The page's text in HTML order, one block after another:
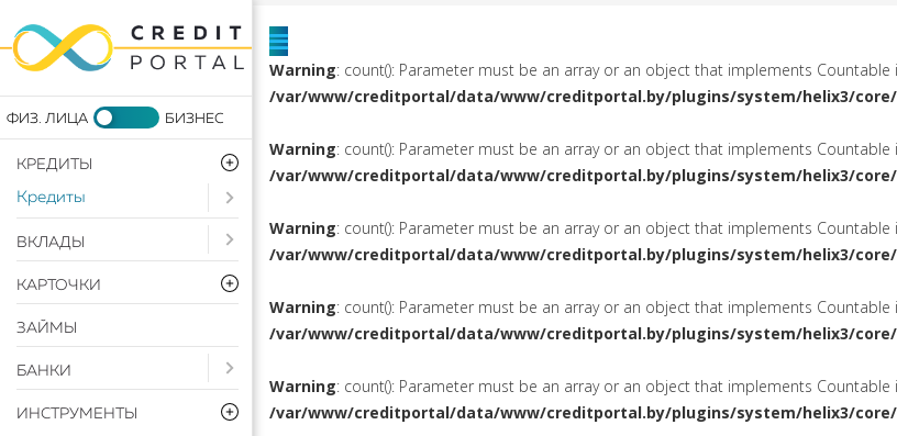
КРЕДИТЫ
Open submenu ( Кредиты)
Кредиты
Open submenu ( Вклады)
ВКЛАДЫ
КАРТОЧКИ
ЗАЙМЫ
Open submenu ( Банки)
БАНКИ
ИНСТРУМЕНТЫ
Warning: count(): Parameter must be an array or an object that implements Countable
/var/www/creditportal/data/www/creditportal.by/plugins/system/helix3/core/
Warning: count(): Parameter must be an array or an object that implements Countable
/var/www/creditportal/data/www/creditportal.by/plugins/system/helix3/core/
Warning: count(): Parameter must be an array or an object that implements Countable
/var/www/creditportal/data/www/creditportal.by/plugins/system/helix3/core/
Warning: count(): Parameter must be an array or an object that implements Countable
/var/www/creditportal/data/www/creditportal.by/plugins/system/helix3/core/
Warning: count(): Parameter must be an array or an object that implements Countable
/var/www/creditportal/data/www/creditportal.by/plugins/system/helix3/core/